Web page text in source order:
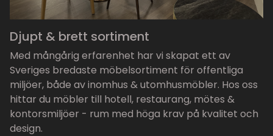
Djupt & brett sortiment
Med mångårig erfarenhet har vi skapat ett av
Sveriges bredaste möbelsortiment för offentliga
miljöer, både av inomhus & utomhusmöbler. Hos oss
hittar du möbler till hotell, restaurang, mötes &
kontorsmiljöer - rum med höga krav på kvalitet och
design.